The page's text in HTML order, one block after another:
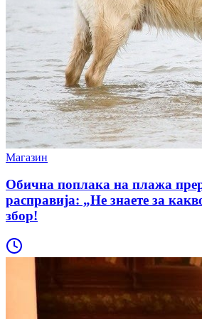
Магазин
Обична поплака на плажа
расправија: „Не знаете за
збор!